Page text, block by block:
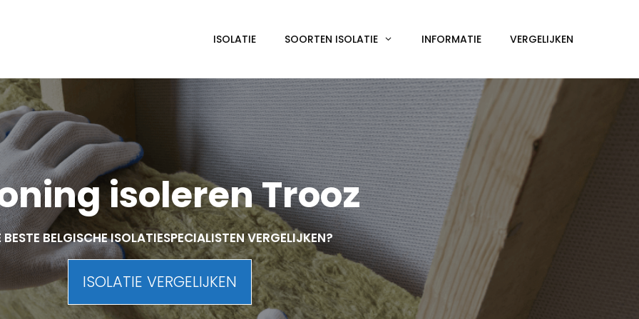
ISOLATIE SOORTEN ISOLATIE INFORMATIE VERGELIJKEN
isoleren Trooz
BESTE BELGISCHE ISOLATIESPECIALISTEN VERGELIJKEN?
ISOLATIE VERGELIJKEN